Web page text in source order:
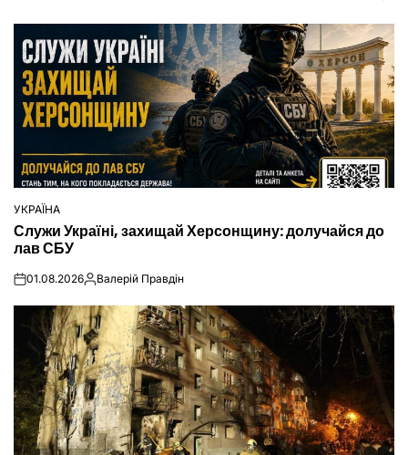
ОПУБЛІКУВАТИ
У
УКРАЇНА
Служи Україні, захищай Херсонщину: долучайся до
лав СБУ
on01.08.2026Опубліковано
Валерій Правдін